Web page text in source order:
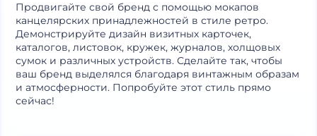
Продвигайте свой бренд с помощью мокапов
канцелярских принадлежностей в стиле ретро.
Демонстрируйте дизайн визитных карточек,
каталогов, листовок, кружек, журналов, холщовых
сумок и различных устройств. Сделайте так, чтобы
ваш бренд выделялся благодаря винтажным образам
и атмосферности. Попробуйте этот стиль прямо
сейчас!